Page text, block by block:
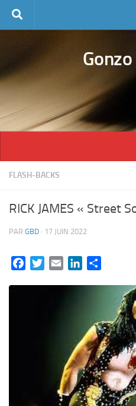
Skip to content
FLASH-BACKS
RICK JAMES « Street
PAR GBD · 17 JUIN 2022
FacebookTwitterEmail LinkedIn